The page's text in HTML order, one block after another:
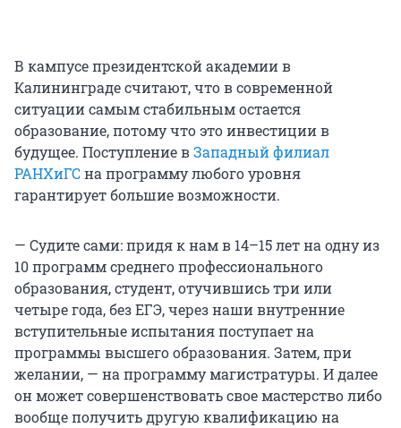
В кампусе президентской академии в
Калининграде считают, что в современной
ситуации самым стабильным остается
образование, потому что это инвестиции в
будущее. Поступление вЗападный филиал
РАНХиГСна программу любого уровня
гарантирует большие возможности.
— Судите сами: придя к нам в 14–15 лет на одну из
10 программ среднего профессионального
образования, студент, отучившись три или
четыре года, без ЕГЭ, через наши внутренние
вступительные испытания поступает на
программы высшего образования. Затем, при
желании, — на программу магистратуры. И далее
он может совершенствовать свое мастерство либо
вообще получить другую квалификацию на